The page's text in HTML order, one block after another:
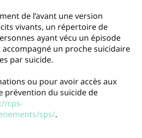
de l’avant une version
vivants, un répertoire de
ayant vécu un épisode
accompagné un proche suicidaire
par suicide.
ou pour avoir accès aux
prévention du suicide de
cps-
sps/.